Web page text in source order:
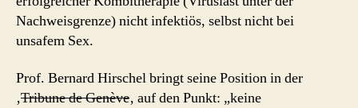
Nachweisgrenze) nicht infektiös, selbst nicht bei
unsafem Sex.
Prof. Bernard Hirschel bringt seine Position in der
‚Tribune de Genève‚ auf den Punkt: „keine